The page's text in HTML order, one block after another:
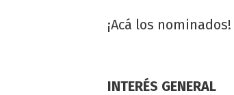
¡Acá los nominados!
INTERÉS GENERAL